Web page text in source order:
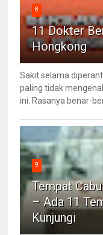
8
11 Dokter
Hongkong
Sakit selama
paling tidak
ini. Rasanya benar-
9
Tempat
– Ada 11
Kunjungi